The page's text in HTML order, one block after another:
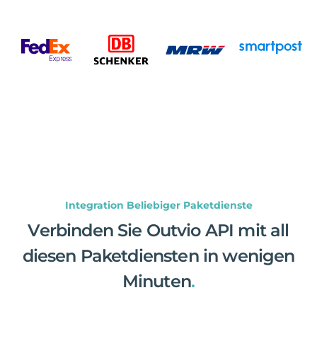
Integration Beliebiger Paketdienste
Verbinden Sie Outvio API mit all
diesen Paketdiensten in wenigen
Minuten.